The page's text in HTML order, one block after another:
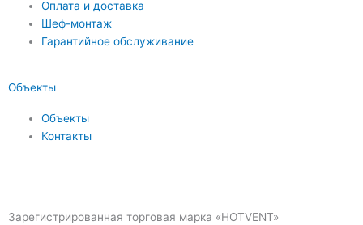
Оплата и доставка
Шеф-монтаж
Гарантийное обслуживание
Объекты
Объекты
Контакты
Зарегистрированная торговая марка «HOTVENT»